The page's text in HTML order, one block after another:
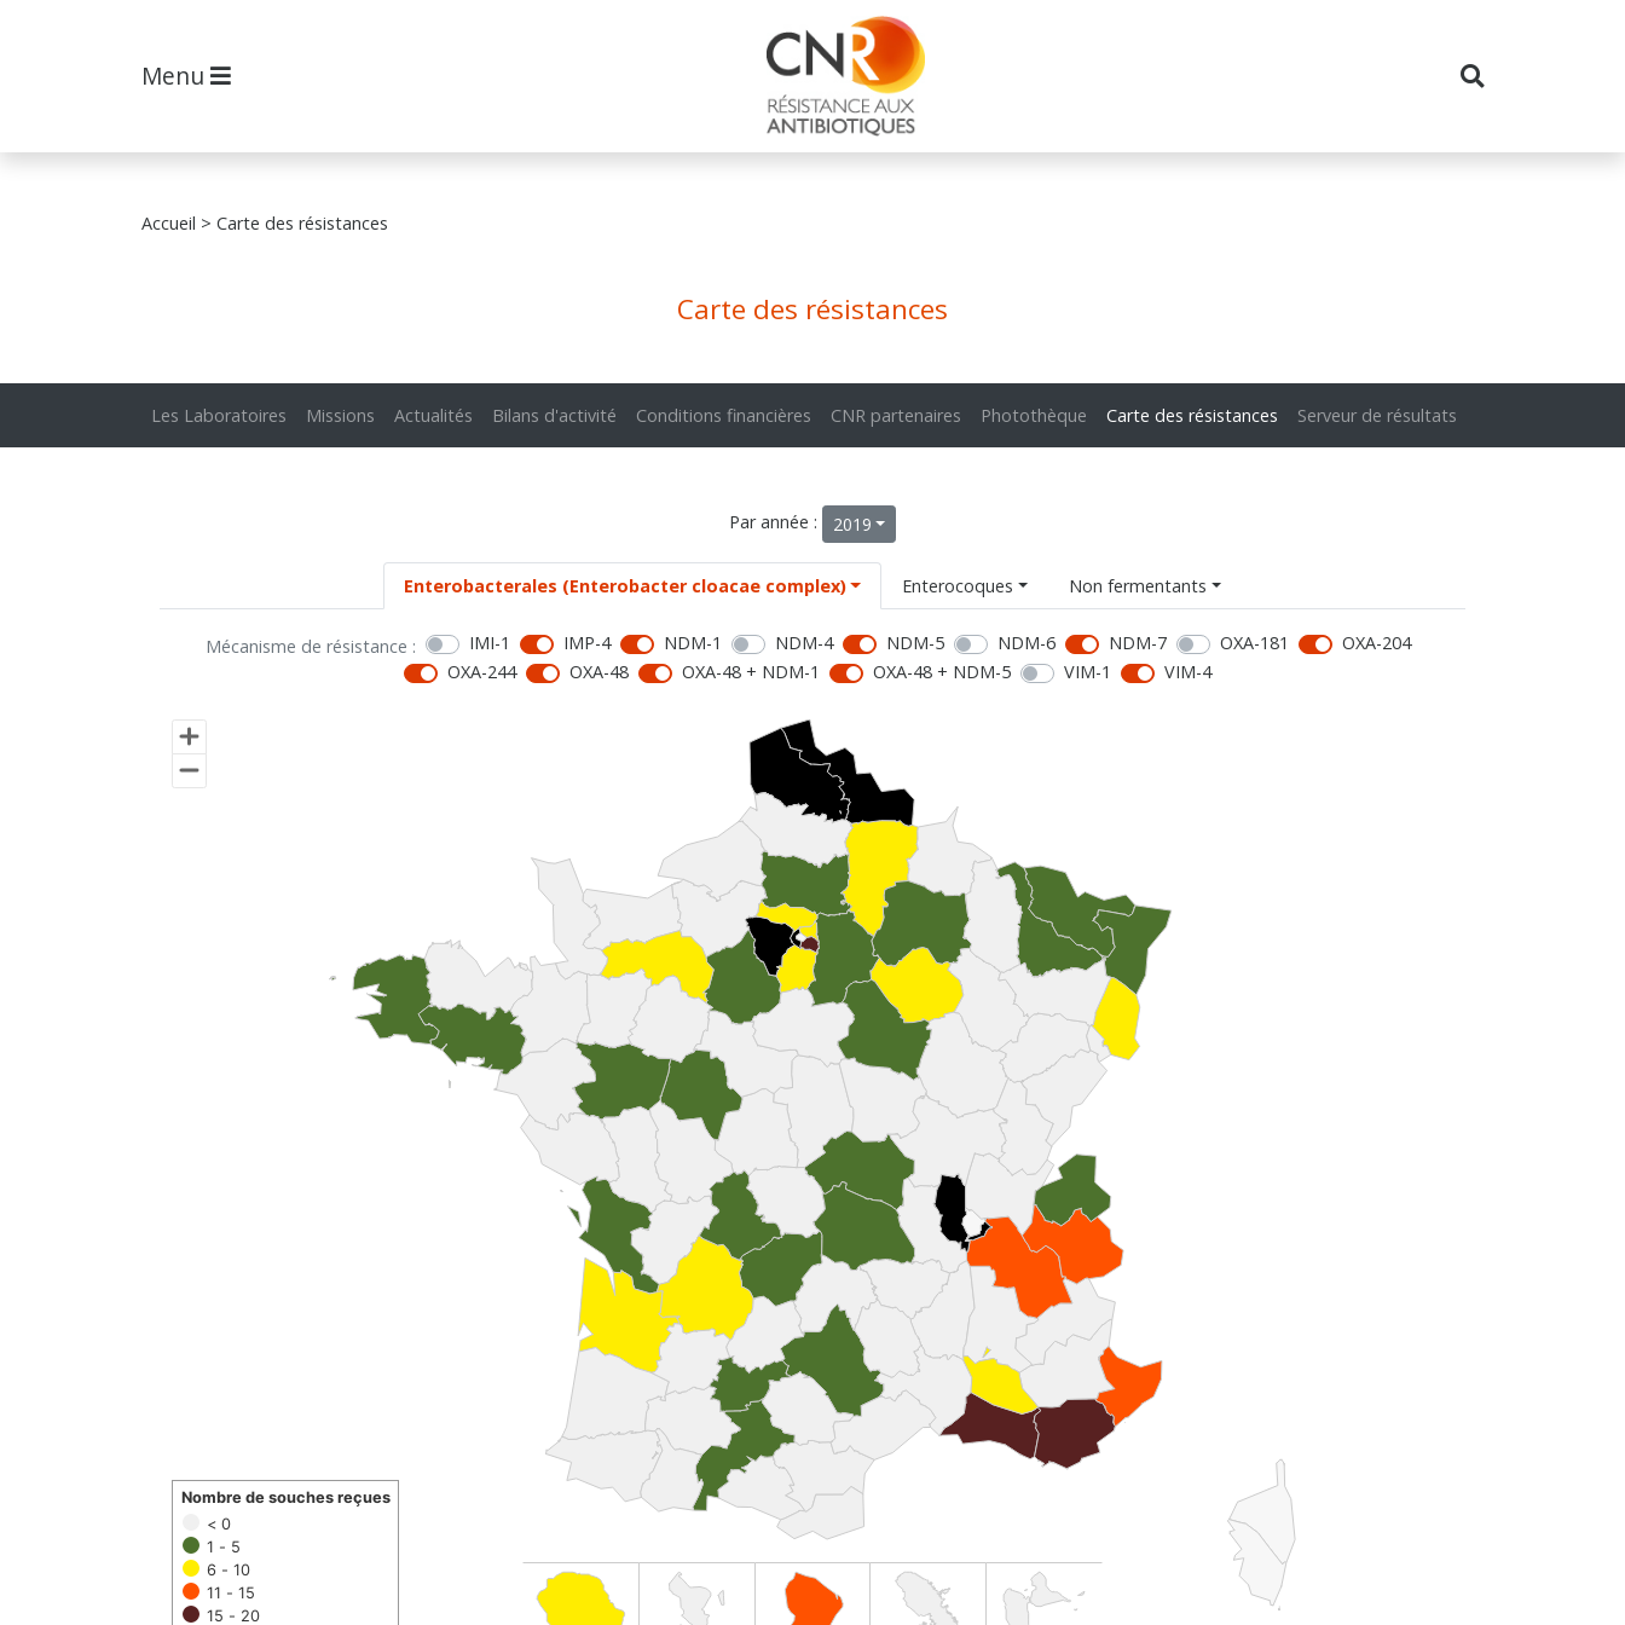
Menu
Accueil > Carte des résistances
Carte des résistances
Les Laboratoires Missions Actualités Bilans d'activité Conditions financières CNR partenaires Photothèque Carte des résistances Serveur de résultats
Par année : 2019
Enterobacterales (Enterobacter cloacae complex) Enterocoques Non fermentants
Mécanisme de résistance : IMI-1 IMP-4 NDM-1 NDM-4 NDM-5 NDM-6 NDM-7 OXA-181
OXA-204
OXA-244
OXA-48 OXA-48 + NDM-1 OXA-48 + NDM-5 VIM-1 VIM-4
< 0
1 - 5
6 - 10
11 - 15
15 - 20
Nombre de souches reçues